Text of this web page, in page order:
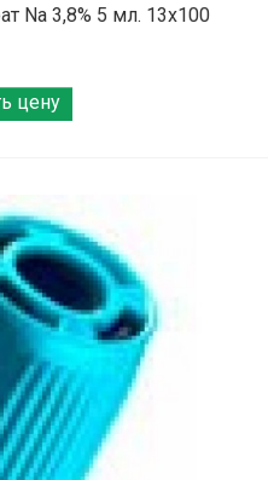
Na 3,8% 5 мл. 13х100
цену